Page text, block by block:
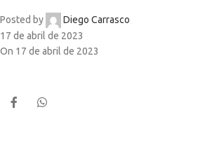
Posted by
Diego Carrasco
17 de abril de 2023
On 17 de abril de 2023